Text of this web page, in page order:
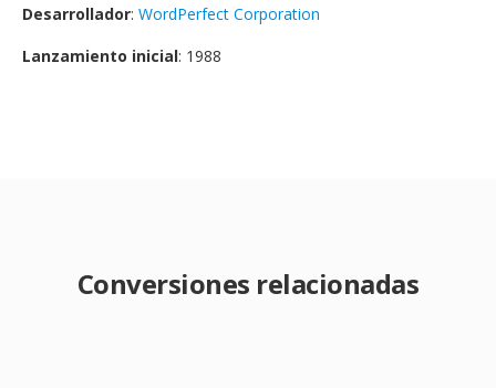
Desarrollador: WordPerfect Corporation
Lanzamiento inicial: 1988
Conversiones relacionadas